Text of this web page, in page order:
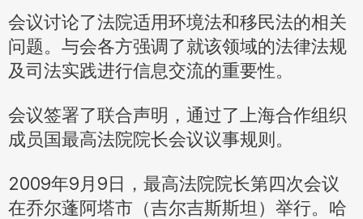
会议讨论了法院适用环境法和移民法的相关
问题。与会各方强调了就该领域的法律法规
及司法实践进行信息交流的重要性。
会议签署了联合声明，通过了上海合作组织
成员国最高法院院长会议议事规则。
2009年9月9日，最高法院院长第四次会议
在乔尔蓬阿塔市（吉尔吉斯斯坦）举行。哈